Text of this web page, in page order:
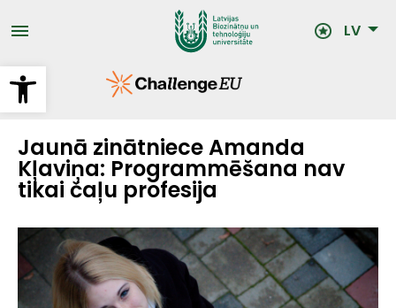
Open toolbar
uz
galveno LV
Jaunā zinātniece Amanda
Kļaviņa: Programmēšana nav
tikai čaļu profesija